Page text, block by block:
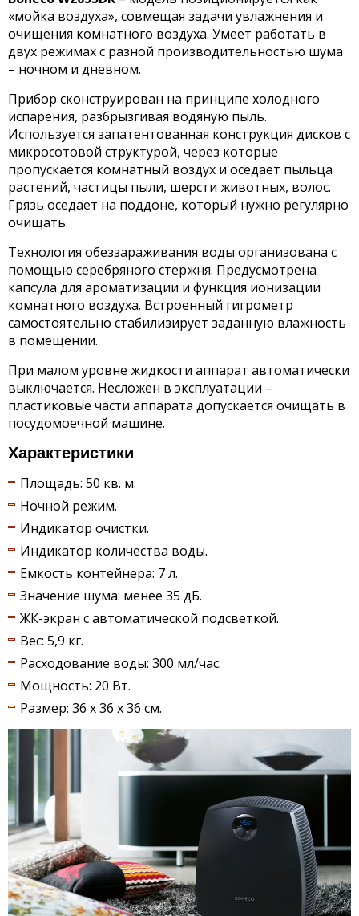
«мойка воздуха», совмещая задачи увлажнения и
очищения комнатного воздуха. Умеет работать в
двух режимах с разной производительностью шума
– ночном и дневном.
Прибор сконструирован на принципе холодного
испарения, разбрызгивая водяную пыль.
Используется запатентованная конструкция дисков с
микросотовой структурой, через которые
пропускается комнатный воздух и оседает пыльца
растений, частицы пыли, шерсти животных, волос.
Грязь оседает на поддоне, который нужно регулярно
очищать.
Технология обеззараживания воды организована с
помощью серебряного стержня. Предусмотрена
капсула для ароматизации и функция ионизации
комнатного воздуха. Встроенный гигрометр
самостоятельно стабилизирует заданную влажность
в помещении.
При малом уровне жидкости аппарат автоматически
выключается. Несложен в эксплуатации –
пластиковые части аппарата допускается очищать в
посудомоечной машине.
Характеристики
Площадь: 50 кв. м.
Ночной режим.
Индикатор очистки.
Индикатор количества воды.
Емкость контейнера: 7 л.
Значение шума: менее 35 дБ.
ЖК-экран с автоматической подсветкой.
Вес: 5,9 кг.
Расходование воды: 300 мл/час.
Мощность: 20 Вт.
Размер: 36 х 36 х 36 см.